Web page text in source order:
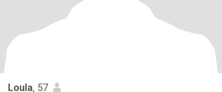
Loula, 57